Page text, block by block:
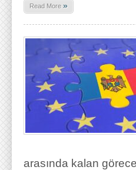
Read More »
arasında kalan